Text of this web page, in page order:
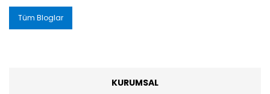
Tüm Bloglar
KURUMSAL